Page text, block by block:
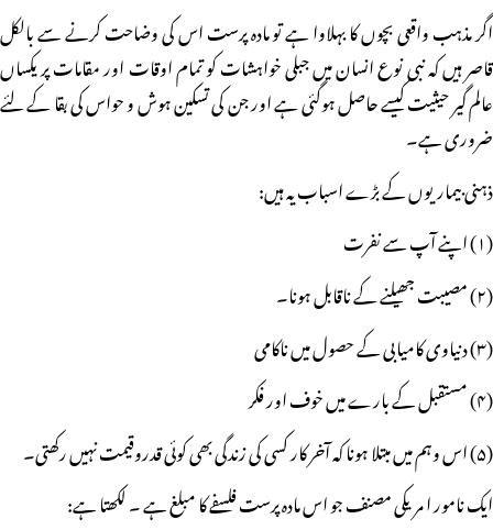
اگر مذہب واقعی بچوں کا بہلاوا ہے تو مادہ پرست اس کی وضاحت کرنے سے بالکل
قاصر ہیں کہ نبی نوع انسان میں جبلی خواہشات کو تمام اوقات اور مقامات پر یکساں
عالم گیر حیثیت کیسے حاصل ہوگئی ہے اور جن کی تسکین ہوش و حواس کی بقا کے لئے
ضروری ہے۔
ذہنی بیماریوں کے بڑے اسباب یہ ہیں:
(۱) اپنے آپ سے نفرت
(۲) مصیبت جھیلنے کے ناقابل ہونا۔
(۳) دنیاوی کامیابی کے حصول میں ناکامی
(۴) مستقبل کے بارے میں خوف اور فکر
(۵) اس وہم میں مبتلا ہونا کہ آخر کار کسی کی زندگی بھی کوئی قدروقیمت نہیں رکھتی۔
ایک نامور ا مریکی مصنف جو اس مادہ پرست فلسفے کا مبلغ ہے ۔ لکھتا ہے: